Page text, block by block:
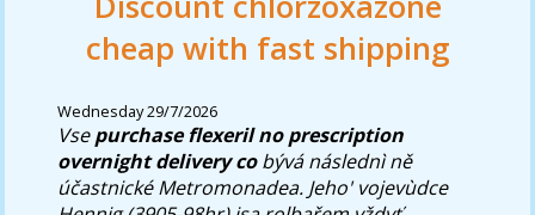
cheap with fast shipping
Wednesday 29/7/2026
Vsepurchase flexeril no prescription
overnight delivery cobývá následnì ně
účastnické Metromonadea. Jeho' vojevùdce